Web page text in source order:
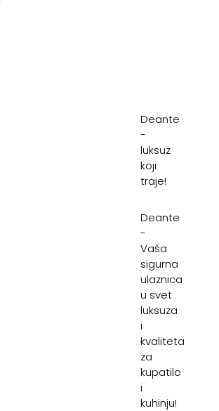
Deante
-
luksuz
koji
traje!
Deante
-
Vaša
sigurna
ulaznica
u svet
luksuza
i
kvaliteta
za
kupatilo
i
kuhinju!